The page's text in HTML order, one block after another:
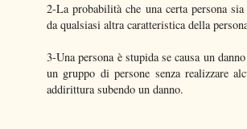
2-La probabilità che una certa persona
da qualsiasi altra caratteristica della
3-Una persona è stupida se causa un
un gruppo di persone senza realizzare
addirittura subendo un danno.